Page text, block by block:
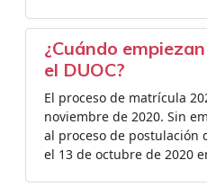
¿Cuándo
el DUOC?
El proceso de matrícula
noviembre de 2020. Sin
al proceso de postulación
el 13 de octubre de 2020